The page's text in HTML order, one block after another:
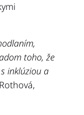
toho, že
inklúziou a